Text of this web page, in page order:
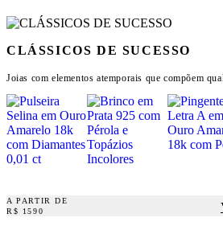
CLÁSSICOS DE SUCESSO
Joias com elementos atemporais que compõem
A PARTIR DE
R$ 1590